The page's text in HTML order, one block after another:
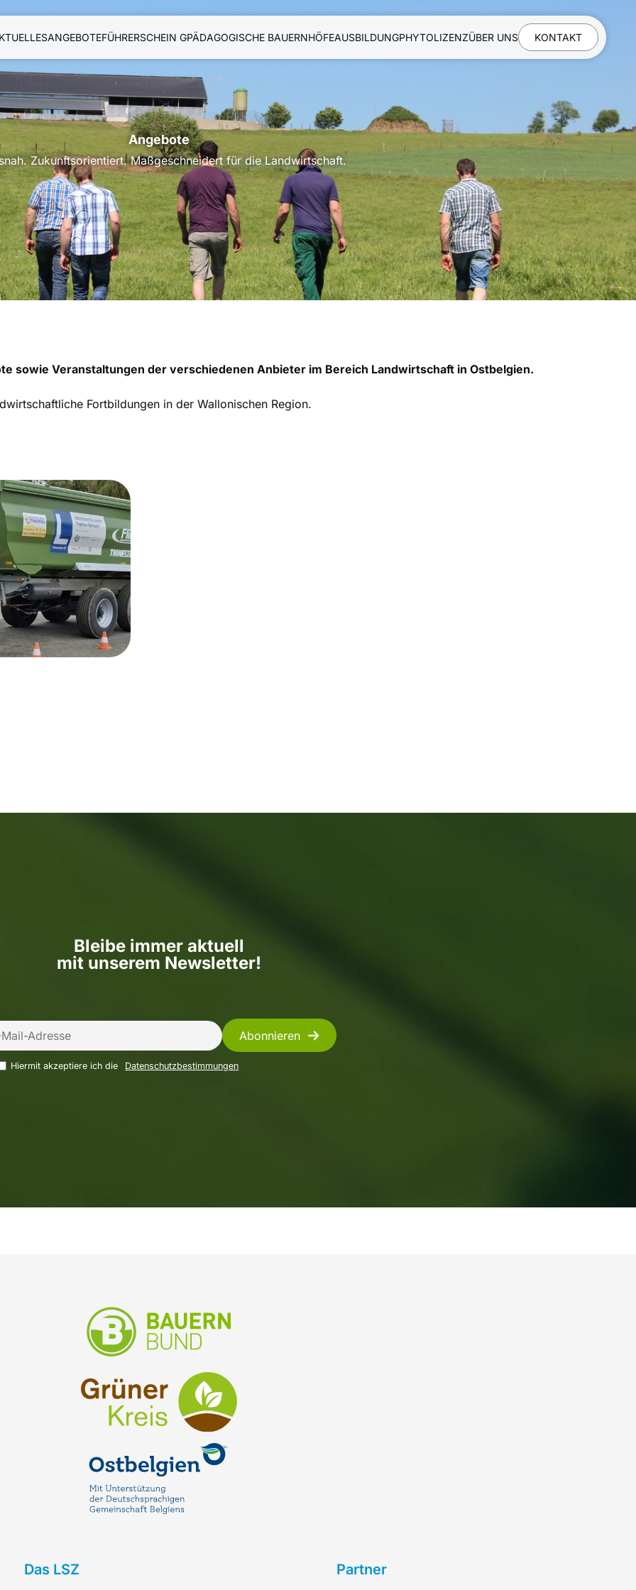
ANGEBOTEFÜHRERSCHEIN GPÄDAGOGISCHE BAUERNHÖFEAUSBILDUNGPHYTOLIZENZÜBER UNS KONTAKT
Angebote
Zukunftsorientiert. Maßgeschneidert für die Landwirtschaft.
sowie Veranstaltungen der verschiedenen Anbieter im Bereich Landwirtschaft in Ostbelgien.
Fortbildungen in der Wallonischen Region.
Bleibe immer aktuell
mit unserem Newsletter!
Adresse Abonnieren
Hiermit akzeptiere ich die Datenschutzbestimmungen
Das LSZ Partner